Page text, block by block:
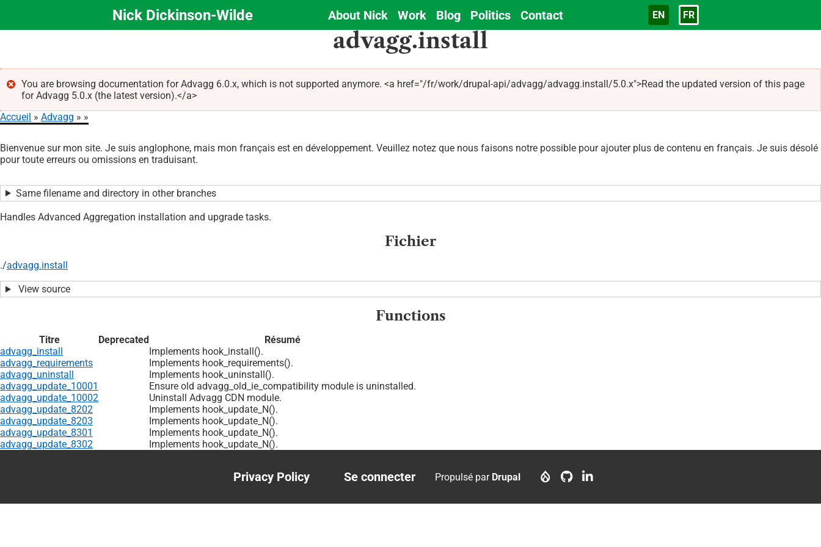
Aller
principal
Nick Dickinson-Wilde
Main
navigation
About Nick Work Blog Politics Contact Langue
EN FR
advagg.install
Message
d'erreur
You are browsing documentation for Advagg 6.0.x, which is not supported anymore. <a href="/fr/work/drupal-api/advagg/advagg.install/5.0.x">Read the updated version of this page
for Advagg 5.0.x (the latest version).</a>
d'Ariane
Accueil Advagg
Bienvenue sur mon site. Je suis anglophone, mais mon français est en développement. Veuillez notez que nous faisons notre possible pour ajouter plus de contenu en français. Je suis désolé
pour toute erreurs ou omissions en traduisant.
Same filename and directory in other branches
Handles Advanced Aggregation installation and upgrade tasks.
Fichier
./advagg.install
View source
Functions
Titre Deprecated
Résumé
advagg_install
Implements hook_install().
advagg_requirements
Implements hook_requirements().
advagg_uninstall
Implements hook_uninstall().
advagg_update_10001
Ensure old advagg_old_ie_compatibility module is uninstalled.
advagg_update_10002
Uninstall Advagg CDN module.
advagg_update_8202
Implements hook_update_N().
advagg_update_8203
Implements hook_update_N().
advagg_update_8301
Implements hook_update_N().
advagg_update_8302
Implements hook_update_N().
Footer
menu
Privacy Policy
account
Se connecter Propulsé par Drupal